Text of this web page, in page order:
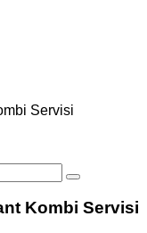
Servisi
Kombi Servisi